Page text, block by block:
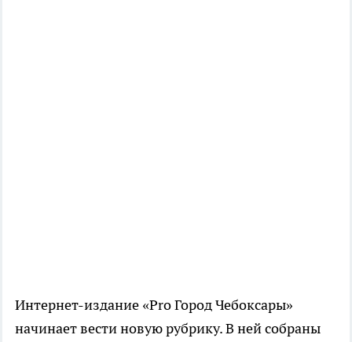
Интернет-издание «Pro Город Чебоксары»
начинает вести новую рубрику. В ней собраны